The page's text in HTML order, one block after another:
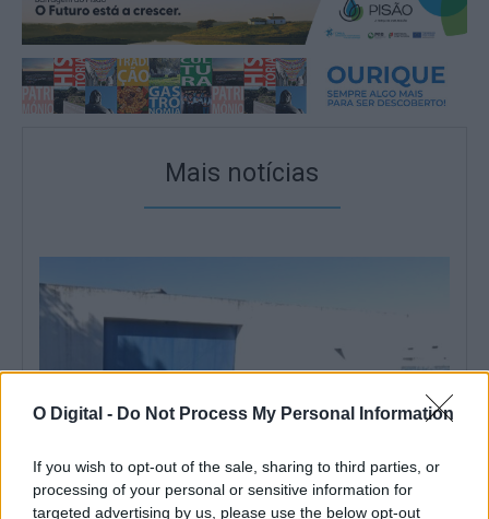
O Digital - Do Not Process My Personal Information
If you wish to opt-out of the sale, sharing to third parties, or
processing of your personal or sensitive information for
targeted advertising by us, please use the below opt-out
Mais notícias